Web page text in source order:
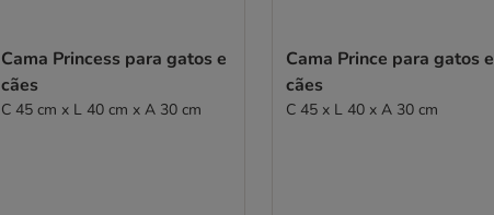
Cama Princess para gatos e
cães
C 45 cm x L 40 cm x A 30 cm
Cama Prince para gatos e
cães
C 45 x L 40 x A 30 cm